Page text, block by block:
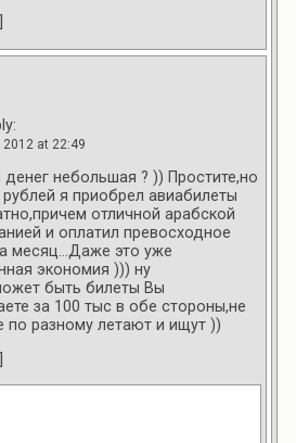
2012 at 22:49
небольшая ? )) Простите,но
рублей я приобрел авиабилеты
отличной арабской
и оплатил превосходное
месяц…Даже это уже
экономия ))) ну
быть билеты Вы
за 100 тыс в обе стороны,не
по разному летают и ищут ))